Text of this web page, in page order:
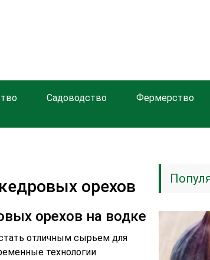
Садоводство
Фермерство
орехов
орехов на водке
отличным сырьем для
технологии